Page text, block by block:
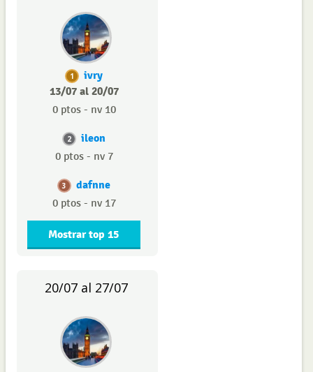
1
ivry
13/07 al 20/07
0 ptos - nv 10
2 ileon
0 ptos - nv 7
3 dafnne
0 ptos - nv 17
Mostrar top 15
20/07 al 27/07